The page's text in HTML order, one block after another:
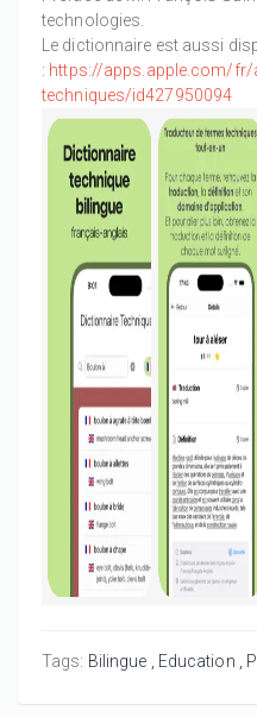
technologies.
Le dictionnaire est aussi
: https://apps.apple.com/
techniques/id427950094
Tags: Bilingue Education